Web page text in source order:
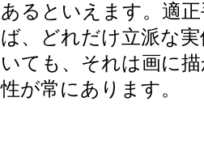
あるといえます。適
ば、どれだけ立派な
いても、それは画に
性が常にあります。